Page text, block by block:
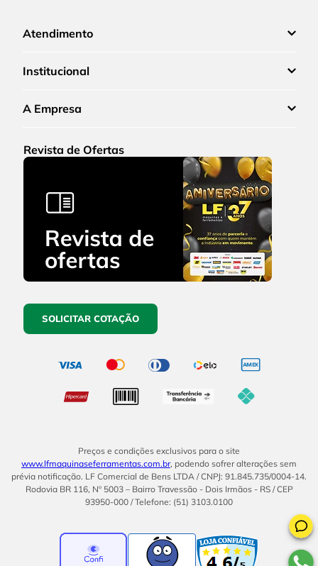
Atendimento
Institucional
A Empresa
Revista de Ofertas
SOLICITAR COTAÇÃO
Preços e condições exclusivos para o site
www.lfmaquinaseferramentas.com.br, podendo sofrer alterações sem
prévia notificação. LF Comercial de Bens LTDA / CNPJ: 91.845.735/0004-14.
Rodovia BR 116, Nº 5003 – Bairro Travessão - Dois Irmãos - RS / CEP
93950-000 / Telefone: (51) 3103.0100